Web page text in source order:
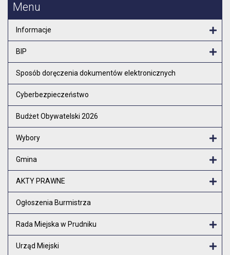
Menu
Informacje
BIP
Sposób doręczenia dokumentów elektronicznych
Cyberbezpieczeństwo
Budżet Obywatelski 2026
Wybory
Gmina
AKTY PRAWNE
Ogłoszenia Burmistrza
Rada Miejska w Prudniku
Urząd Miejski